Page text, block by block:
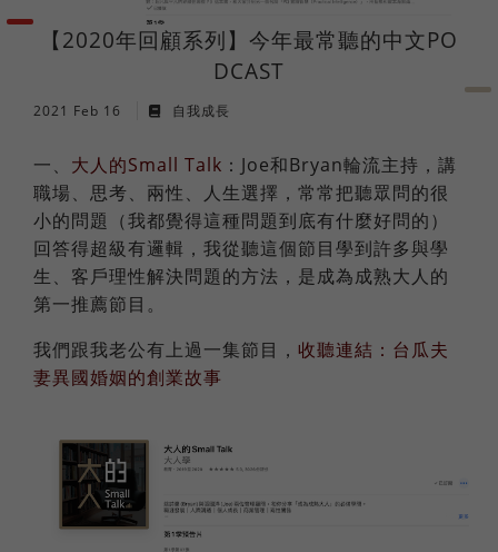
外國人學中文
俄語
【2020年回顧系列】今年最常聽的中文PO
DCAST
2021 Feb 16 自我成長
一、 大人的Small Talk ：Joe和Bryan輪流主持，講
職場、思考、兩性、人生選擇，常常把聽眾問的很
小的問題（我都覺得這種問題到底有什麼好問的）
回答得超級有邏輯，我從聽這個節目學到許多與學
生、客戶理性解決問題的方法，是成為成熟大人的
第一推薦節目。
我們跟我老公有上過一集節目， 收聽連結：台瓜夫
妻異國婚姻的創業故事